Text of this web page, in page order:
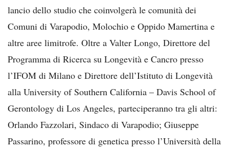
lancio dello studio che coinvolgerà le comunità dei
Comuni di Varapodio, Molochio e Oppido Mamertina e
altre aree limitrofe. Oltre a Valter Longo, Direttore del
Programma di Ricerca su Longevità e Cancro presso
l’IFOM di Milano e Direttore dell’Istituto di Longevità
alla University of Southern California – Davis School of
Gerontology di Los Angeles, parteciperanno tra gli altri:
Orlando Fazzolari, Sindaco di Varapodio; Giuseppe
Passarino, professore di genetica presso l’Università della